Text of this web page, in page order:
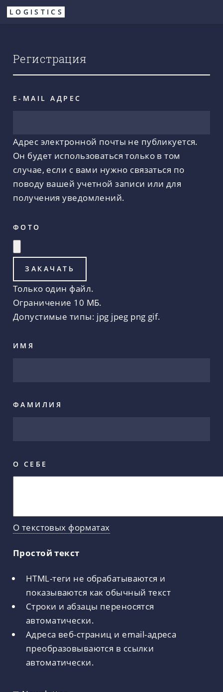
Перейти
LOGISTICS
Регистрация
E-MAIL АДРЕС
Адрес электронной почты не публикуется.
Он будет использоваться только в том
случае, если с вами нужно связаться по
поводу вашей учетной записи или для
получения уведомлений.
ФОТО
Только один файл.
Ограничение 10 МБ.
Допустимые типы: jpg jpeg png gif.
ИМЯ
ФАМИЛИЯ
О СЕБЕ
О текстовых форматах
Простой текст
HTML-теги не обрабатываются и
показываются как обычный текст
Строки и абзацы переносятся
автоматически.
Адреса веб-страниц и email-адреса
преобразовываются в ссылки
автоматически.